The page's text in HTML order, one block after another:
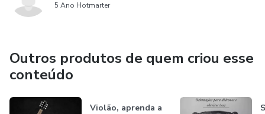
5 Ano Hotmarter
Outros produtos de quem criou esse
conteúdo
Violão, aprenda a